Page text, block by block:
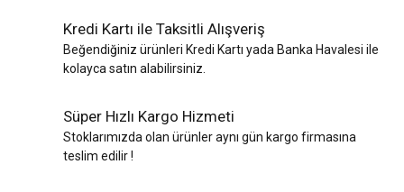
Kredi Kartı ile Taksitli Alışveriş
Beğendiğiniz ürünleri Kredi Kartı yada Banka Havalesi ile
kolayca satın alabilirsiniz.
Süper Hızlı Kargo Hizmeti
Stoklarımızda olan ürünler aynı gün kargo firmasına
teslim edilir !